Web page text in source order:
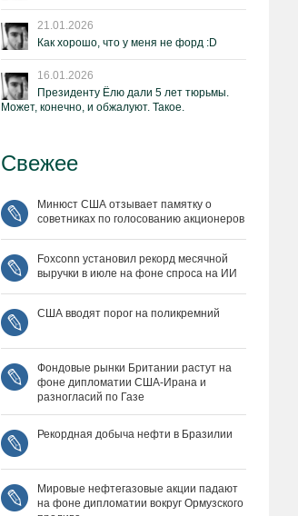
21.01.2026
Как хорошо, что у меня не форд :D
16.01.2026
Президенту Ёлю дали 5 лет тюрьмы.
Может, конечно, и обжалуют. Такое.
Свежее
Минюст США отзывает памятку о
советниках по голосованию акционеров
Foxconn установил рекорд месячной
выручки в июле на фоне спроса на ИИ
США вводят порог на поликремний
Фондовые рынки Британии растут на
фоне дипломатии США‑Ирана и
разногласий по Газе
Рекордная добыча нефти в Бразилии
Мировые нефтегазовые акции падают
на фоне дипломатии вокруг Ормузского